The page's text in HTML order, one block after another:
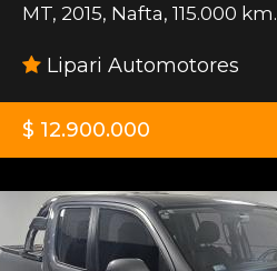
MT, 2015, Nafta, 115.000 km.
Lipari Automotores
$ 12.900.000